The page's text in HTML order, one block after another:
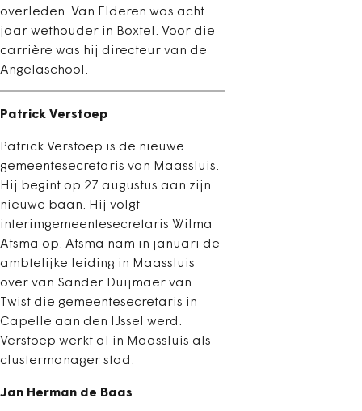
overleden. Van Elderen was acht
jaar wethouder in Boxtel. Voor die
carrière was hij directeur van de
Angelaschool.
Patrick Verstoep
Patrick Verstoep is de nieuwe
gemeentesecretaris van Maassluis.
Hij begint op 27 augustus aan zijn
nieuwe baan. Hij volgt
interimgemeentesecretaris Wilma
Atsma op. Atsma nam in januari de
ambtelijke leiding in Maassluis
over van Sander Duijmaer van
Twist die gemeentesecretaris in
Capelle aan den IJssel werd.
Verstoep werkt al in Maassluis als
clustermanager stad.
Jan Herman de Baas